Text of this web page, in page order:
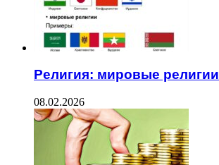
Религия: мировые религии
08.02.2026